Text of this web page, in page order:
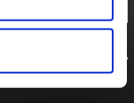
POLITYKA